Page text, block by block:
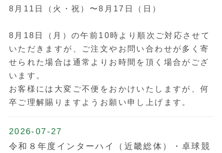
8月11日（火・祝）〜8月17日（日）
8月18日（月）の午前10時より順次ご対応させて
いただきますが、ご注文やお問い合わせが多く寄
せられた場合は通常よりお時間を頂く場合がござ
います。
お客様には大変ご不便をおかけいたしますが、何
卒ご理解賜りますようお願い申し上げます。
2026-07-27
令和８年度インターハイ（近畿総体）・卓球競